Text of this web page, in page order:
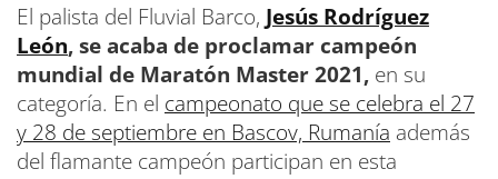
El palista del Fluvial Barco, Jesús Rodríguez
León, se acaba de proclamar campeón
mundial de Maratón Master 2021, en su
categoría. En el campeonato que se celebra el 27
y 28 de septiembre en Bascov, Rumanía además
del flamante campeón participan en esta